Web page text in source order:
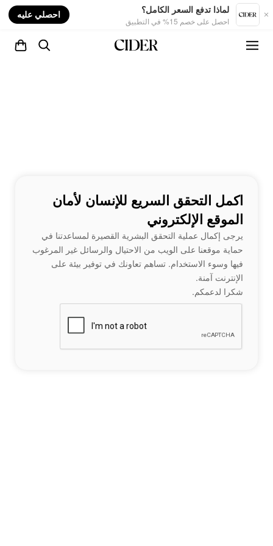
لماذا تدفع السعر الكامل؟
احصل على خصم 15% في التطبيق
احصلي عليه
اكمل التحقق السريع للإنسان لأمان
الموقع الإلكتروني
يرجى إكمال عملية التحقق البشرية القصيرة لمساعدتنا في
حماية موقعنا على الويب من الاحتيال والرسائل غير المرغوب
فيها وسوء الاستخدام. تساهم تعاونك في توفير بيئة على
الإنترنت آمنة.
شكرا لدعمكم.